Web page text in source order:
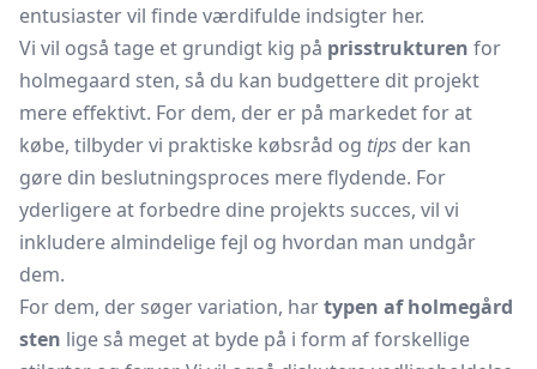
entusiaster vil finde værdifulde indsigter her.
Vi vil også tage et grundigt kig på prisstrukturen for
holmegaard sten, så du kan budgettere dit projekt
mere effektivt. For dem, der er på markedet for at
købe, tilbyder vi praktiske købsråd og tips der kan
gøre din beslutningsproces mere flydende. For
yderligere at forbedre dine projekts succes, vil vi
inkludere almindelige fejl og hvordan man undgår
dem.
For dem, der søger variation, hartypen af holmegård
sten lige så meget at byde på i form af forskellige